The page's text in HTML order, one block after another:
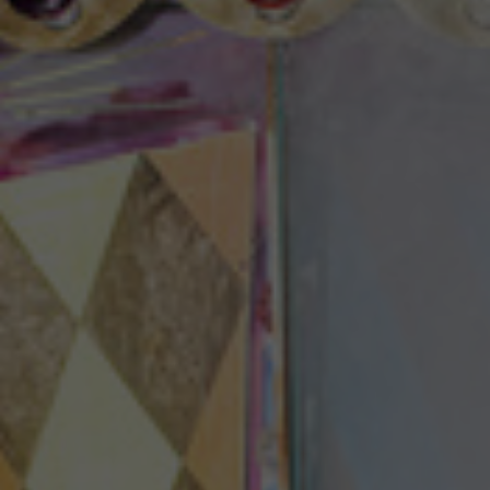
Spielstätten
Spielzeitheft